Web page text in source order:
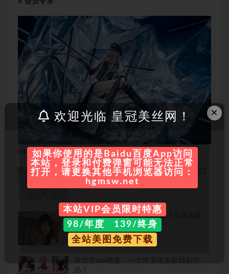
Luisa_零纱 – 微博coser全部作品[写真合集]
少女秩序-微博coser全部作品[写真合集]42
套[持续更新]
Kim Gap-ju (김갑주) – 韩国妹子写真合集
品！
×
欢迎光临 皇冠美丝网！
如果你使用的是Baidu百度App访问
本站，登录和付费弹窗可能无法正常
打开，请更换其他手机浏览器访问：
hgmsw.net
本站VIP会员限时特惠
98/年度 139/终身
全站美图免费下载